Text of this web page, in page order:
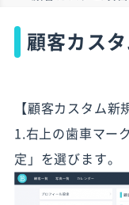
顧客カス
【顧客カスタム新
1.右上の歯車マー
定」を選びます。